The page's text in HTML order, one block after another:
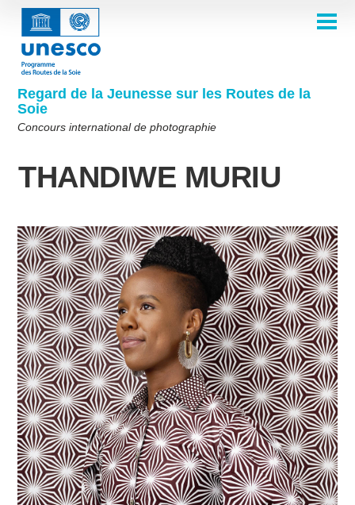
Aller
contenu
principal
Regard de la Jeunesse sur les Routes de la
Soie
Concours international de photographie
Main
navigation Concours 2026
Foire aux questions
COMITÉ DE SÉLECTION
Comité de sélection 2024
Comité de sélection 2021
Comité de sélection 2019
Comité de sélection 2018
THÈMES
Thème 7e édition
Thèmes 4e édition
Thèmes 3e édition
Thèmes 2e édition
Thèmes 1ère édition
Albums photos
Lauréats 2023
Lauréats 2022
Lauréats 2021
Lauréats 2019-2020
Lauréats 2018
LAURÉATS 2025
English Français
العربية
русский
中文 فارسی
Español
Korean
Supported by
PARTICIPER
THANDIWE MURIU